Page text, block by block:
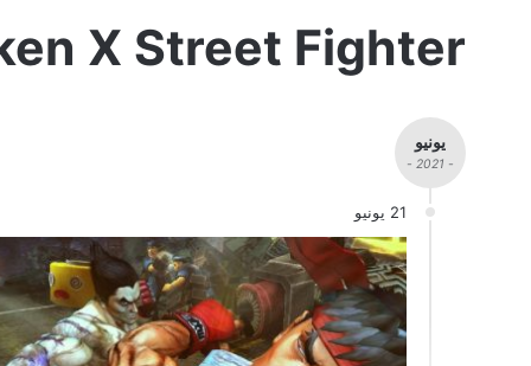
X Street Fighter
يونيو
- 2021 -
21 يونيو